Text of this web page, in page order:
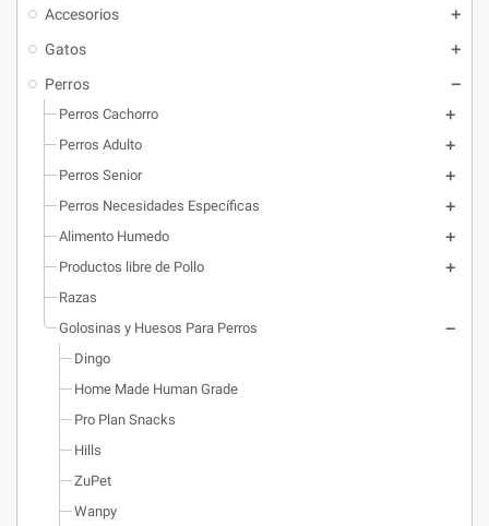
Accesorios
Gatos
Perros
Perros Cachorro
Perros Adulto
Perros Senior
Perros Necesidades Específicas
Alimento Humedo
Productos libre de Pollo
Razas
Golosinas y Huesos Para Perros
Dingo
Home Made Human Grade
Pro Plan Snacks
Hills
ZuPet
Wanpy